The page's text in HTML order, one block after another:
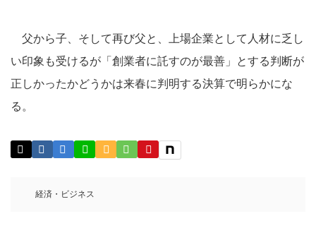
父から子、そして再び父と、上場企業として人材に乏し
い印象も受けるが「創業者に託すのが最善」とする判断が
正しかったかどうかは来春に判明する決算で明らかにな
る。
経済・ビジネス